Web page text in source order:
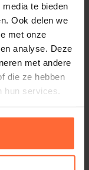
te bieden
Ook delen we
met onze
analyse. Deze
met andere
die ze hebben
services.
ca. 1 week